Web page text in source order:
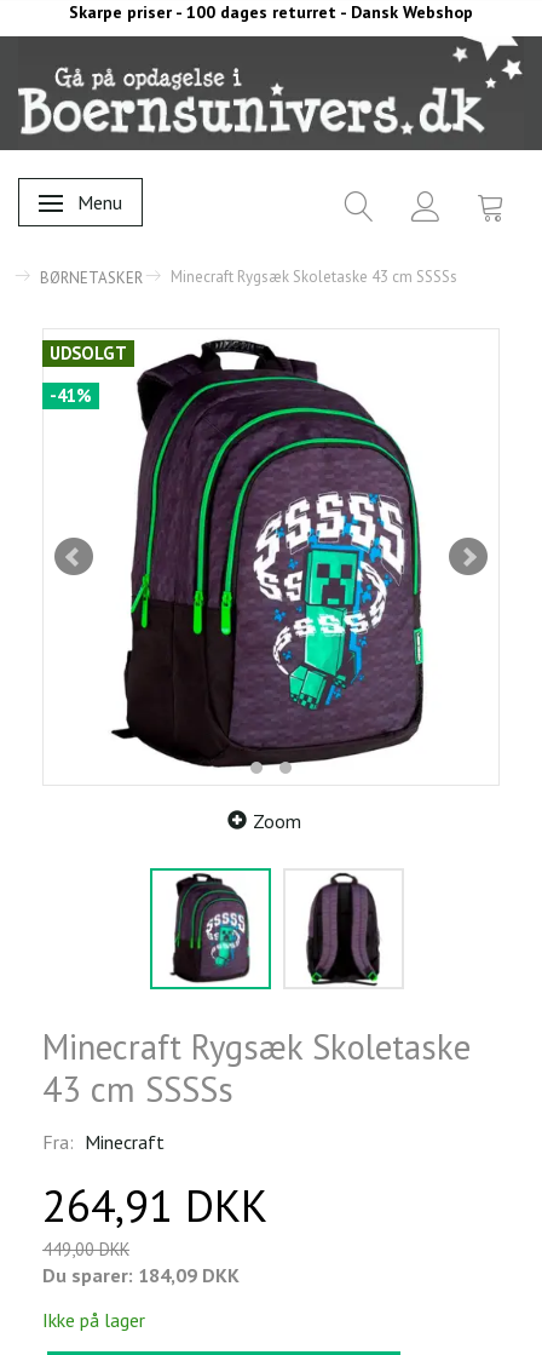
Skarpe priser - 100 dages returret - Dansk Webshop
Skifte navigation
Menu
BØRNETASKER Minecraft Rygsæk Skoletaske 43 cm SSSSs
UDSOLGT
-41%
Zoom
Minecraft Rygsæk Skoletaske
43 cm SSSSs
Fra: Minecraft
264,91 DKK
449,00 DKK
Du sparer: 184,09 DKK
Ikke på lager